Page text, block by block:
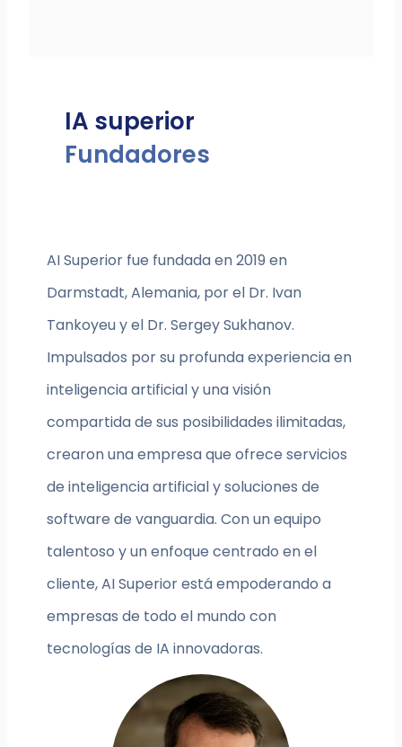
IA superior
Fundadores
AI Superior fue fundada en 2019 en
Darmstadt, Alemania, por el Dr. Ivan
Tankoyeu y el Dr. Sergey Sukhanov.
Impulsados por su profunda experiencia en
inteligencia artificial y una visión
compartida de sus posibilidades ilimitadas,
crearon una empresa que ofrece servicios
de inteligencia artificial y soluciones de
software de vanguardia. Con un equipo
talentoso y un enfoque centrado en el
cliente, AI Superior está empoderando a
empresas de todo el mundo con
tecnologías de IA innovadoras.